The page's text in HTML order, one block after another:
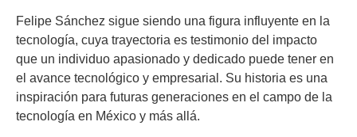
Felipe Sánchez sigue siendo una figura influyente en la
tecnología, cuya trayectoria es testimonio del impacto
que un individuo apasionado y dedicado puede tener en
el avance tecnológico y empresarial. Su historia es una
inspiración para futuras generaciones en el campo de la
tecnología en México y más allá.